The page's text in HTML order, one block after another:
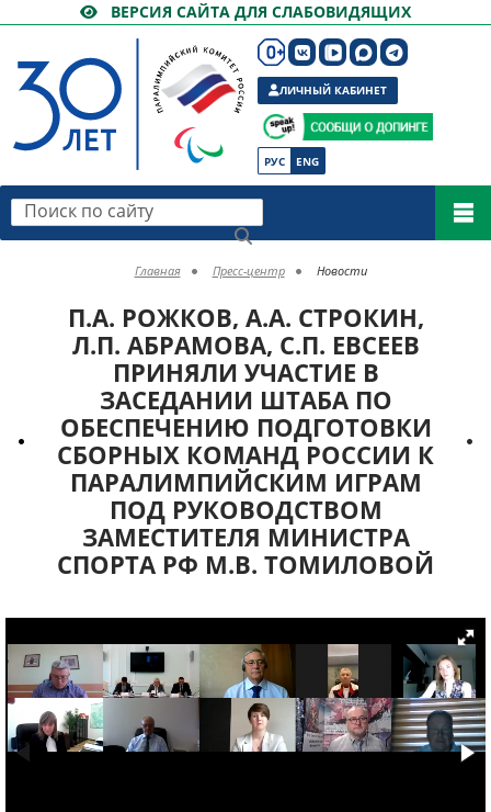
ВЕРСИЯ САЙТА ДЛЯ СЛАБОВИДЯЩИХ
РУС ENG
ЛИЧНЫЙ КАБИНЕТ
Поиск по сайту
Главная Пресс-центр Новости
П.А. РОЖКОВ, А.А. СТРОКИН,
Л.П. АБРАМОВА, С.П. ЕВСЕЕВ
ПРИНЯЛИ УЧАСТИЕ В
ЗАСЕДАНИИ ШТАБА ПО
ОБЕСПЕЧЕНИЮ ПОДГОТОВКИ
СБОРНЫХ КОМАНД РОССИИ К
ПАРАЛИМПИЙСКИМ ИГРАМ
ПОД РУКОВОДСТВОМ
ЗАМЕСТИТЕЛЯ МИНИСТРА
СПОРТА РФ М.В. ТОМИЛОВОЙ